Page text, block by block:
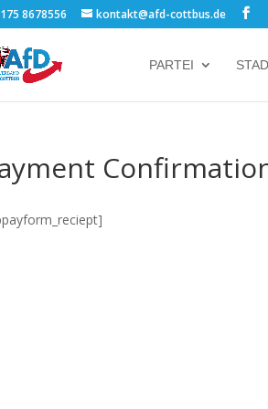
8678556 kontakt@afd-cottbus.de
PARTEI